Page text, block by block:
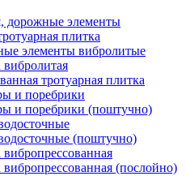
дорожные элементы
плитка
элементы вибролитые
тротуарная плитка
и поребрики
и поребрики (поштучно)
(поштучно)
(послойно)